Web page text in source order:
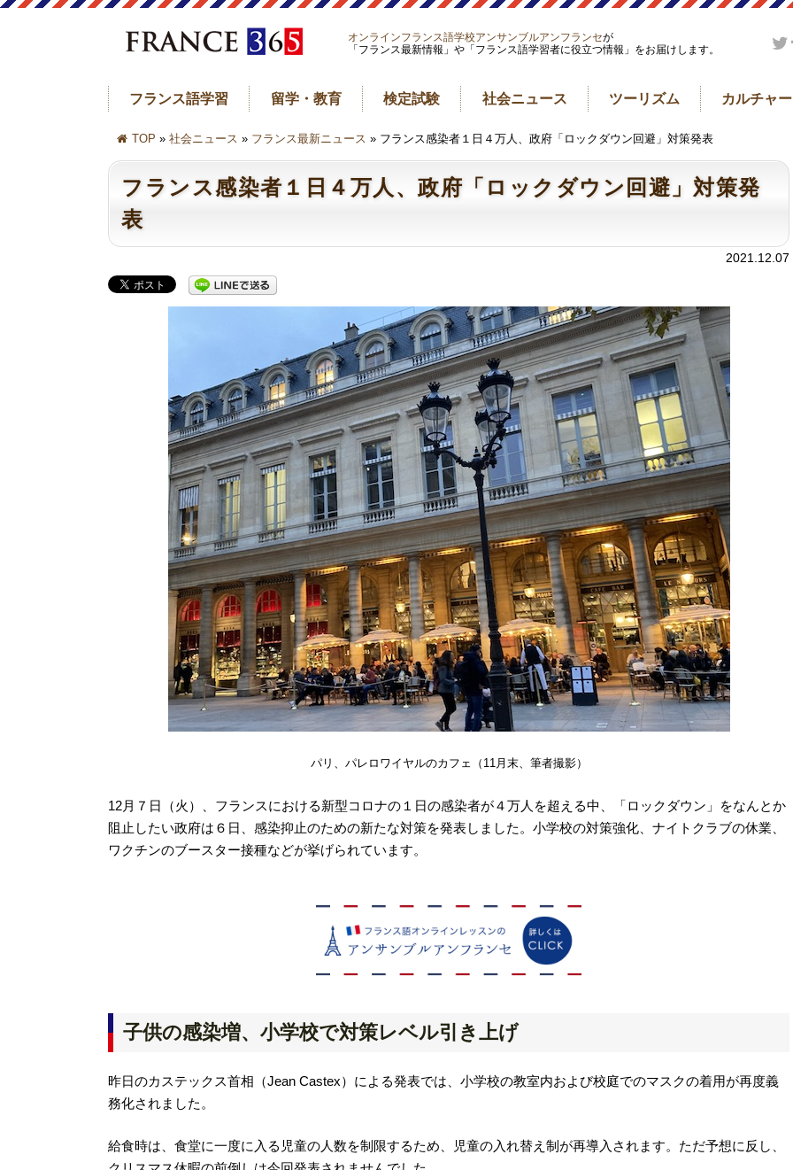
オンラインフランス語学校アンサンブルアンフランセが
「フランス最新情報」や「フランス語学習者に役立つ情報」をお届けします。
フランス語学習 留学・教育 検定試験 社会ニュース ツーリズム カルチャー
TOP » 社会ニュース » フランス最新ニュース » フランス感染者１日４万人、政府「ロックダウン回避」対策発表
フランス感染者１日４万人、政府「ロックダウン回避」対策発
表
2021.12.07
パリ、パレロワイヤルのカフェ（11月末、筆者撮影）
12月７日（火）、フランスにおける新型コロナの１日の感染者が４万人を超える中、「ロックダウン」をなんとか
阻止したい政府は６日、感染抑止のための新たな対策を発表しました。小学校の対策強化、ナイトクラブの休業、
ワクチンのブースター接種などが挙げられています。
子供の感染増、小学校で対策レベル引き上げ
昨日のカステックス首相（Jean Castex）による発表では、小学校の教室内および校庭でのマスクの着用が再度義
務化されました。
給食時は、食堂に一度に入る児童の人数を制限するため、児童の入れ替え制が再導入されます。ただ予想に反し、